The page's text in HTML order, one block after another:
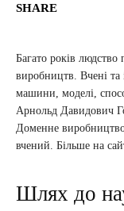
SHARE
Багато років людство
виробництв. Вчені та
машини, моделі,
Арнольд Давидович
Доменне
вчений. Більше на
Шлях до